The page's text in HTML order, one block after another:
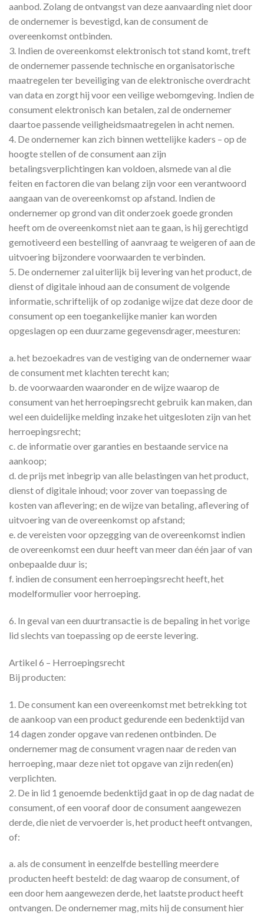
aanbod. Zolang de ontvangst van deze aanvaarding niet door
de ondernemer is bevestigd, kan de consument de
overeenkomst ontbinden.
3. Indien de overeenkomst elektronisch tot stand komt, treft
de ondernemer passende technische en organisatorische
maatregelen ter beveiliging van de elektronische overdracht
van data en zorgt hij voor een veilige webomgeving. Indien de
consument elektronisch kan betalen, zal de ondernemer
daartoe passende veiligheidsmaatregelen in acht nemen.
4. De ondernemer kan zich binnen wettelijke kaders – op de
hoogte stellen of de consument aan zijn
betalingsverplichtingen kan voldoen, alsmede van al die
feiten en factoren die van belang zijn voor een verantwoord
aangaan van de overeenkomst op afstand. Indien de
ondernemer op grond van dit onderzoek goede gronden
heeft om de overeenkomst niet aan te gaan, is hij gerechtigd
gemotiveerd een bestelling of aanvraag te weigeren of aan de
uitvoering bijzondere voorwaarden te verbinden.
5. De ondernemer zal uiterlijk bij levering van het product, de
dienst of digitale inhoud aan de consument de volgende
informatie, schriftelijk of op zodanige wijze dat deze door de
consument op een toegankelijke manier kan worden
opgeslagen op een duurzame gegevensdrager, meesturen:
a. het bezoekadres van de vestiging van de ondernemer waar
de consument met klachten terecht kan;
b. de voorwaarden waaronder en de wijze waarop de
consument van het herroepingsrecht gebruik kan maken, dan
wel een duidelijke melding inzake het uitgesloten zijn van het
herroepingsrecht;
c. de informatie over garanties en bestaande service na
aankoop;
d. de prijs met inbegrip van alle belastingen van het product,
dienst of digitale inhoud; voor zover van toepassing de
kosten van aflevering; en de wijze van betaling, aflevering of
uitvoering van de overeenkomst op afstand;
e. de vereisten voor opzegging van de overeenkomst indien
de overeenkomst een duur heeft van meer dan één jaar of van
onbepaalde duur is;
f. indien de consument een herroepingsrecht heeft, het
modelformulier voor herroeping.
6. In geval van een duurtransactie is de bepaling in het vorige
lid slechts van toepassing op de eerste levering.
Artikel 6 – Herroepingsrecht
Bij producten:
1. De consument kan een overeenkomst met betrekking tot
de aankoop van een product gedurende een bedenktijd van
14 dagen zonder opgave van redenen ontbinden. De
ondernemer mag de consument vragen naar de reden van
herroeping, maar deze niet tot opgave van zijn reden(en)
verplichten.
2. De in lid 1 genoemde bedenktijd gaat in op de dag nadat de
consument, of een vooraf door de consument aangewezen
derde, die niet de vervoerder is, het product heeft ontvangen,
of:
a. als de consument in eenzelfde bestelling meerdere
producten heeft besteld: de dag waarop de consument, of
een door hem aangewezen derde, het laatste product heeft
ontvangen. De ondernemer mag, mits hij de consument hier